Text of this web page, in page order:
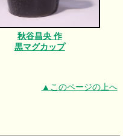
秋谷昌央 作
黒マグカップ
▲このページの上へ